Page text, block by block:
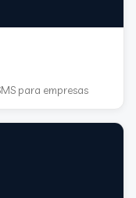
para empresas